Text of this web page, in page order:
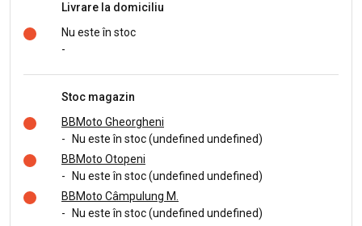
Livrare la domiciliu
Nu este în stoc
-
Stoc magazin
BBMoto Gheorgheni
-
Nu este în stoc (undefined undefined)
BBMoto Otopeni
-
Nu este în stoc (undefined undefined)
BBMoto Câmpulung M.
-
Nu este în stoc (undefined undefined)